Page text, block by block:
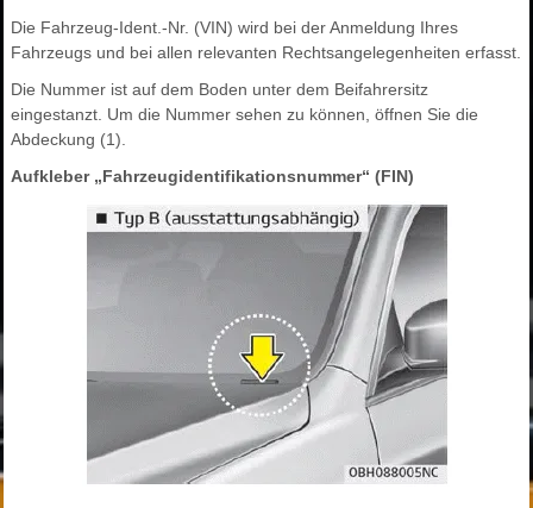
Die Fahrzeug-Ident.-Nr. (VIN) wird bei der Anmeldung Ihres
Fahrzeugs und bei allen relevanten Rechtsangelegenheiten erfasst.
Die Nummer ist auf dem Boden unter dem Beifahrersitz
eingestanzt. Um die Nummer sehen zu können, öffnen Sie die
Abdeckung (1).
Aufkleber „Fahrzeugidentifikationsnummer“ (FIN)